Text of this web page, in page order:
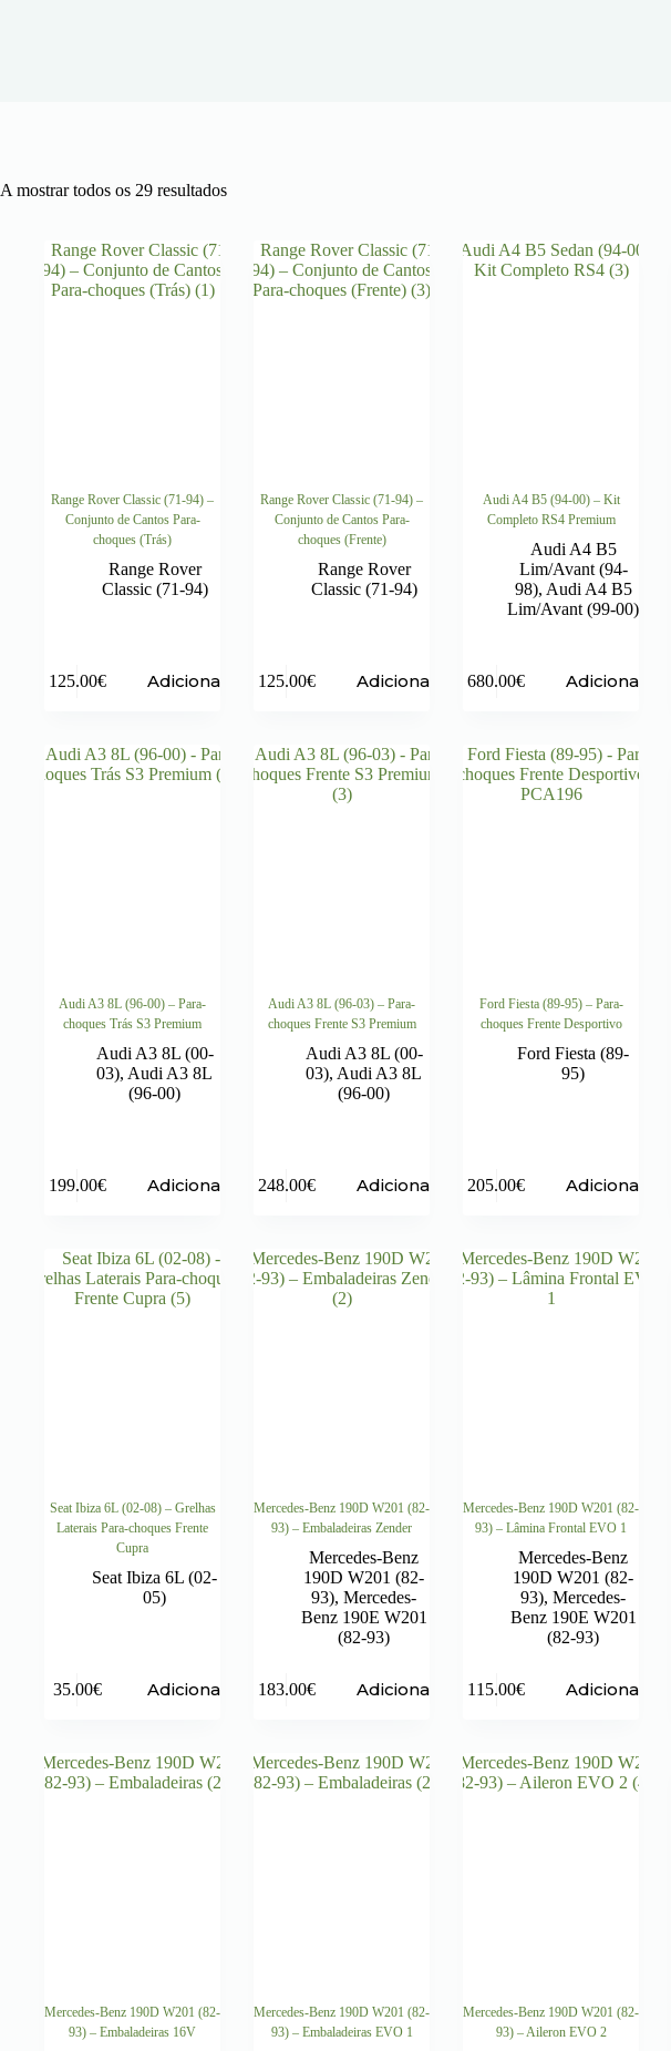
A mostrar todos os 29 resultadosOrdenado
recentes
Range Rover Classic (71-94) –
Conjunto de Cantos Para-
choques (Trás)
Range Rover
Classic (71-94)
125.00€ Adicionar
Range Rover Classic (71-94) –
Conjunto de Cantos Para-
choques (Frente)
Range Rover
Classic (71-94)
125.00€ Adicionar
Audi A4 B5 (94-00) – Kit
Completo RS4 Premium
Audi A4 B5
Lim/Avant (94-
98), Audi A4 B5
Lim/Avant (99-00)
680.00€ Adicionar
Audi A3 8L (96-00) – Para-
choques Trás S3 Premium
Audi A3 8L (00-
03), Audi A3 8L
(96-00)
199.00€ Adicionar
Audi A3 8L (96-03) – Para-
choques Frente S3 Premium
Audi A3 8L (00-
03), Audi A3 8L
(96-00)
248.00€ Adicionar
Ford Fiesta (89-95) – Para-
choques Frente Desportivo
Ford Fiesta (89-
95)
205.00€ Adicionar
Seat Ibiza 6L (02-08) – Grelhas
Laterais Para-choques Frente
Cupra
Seat Ibiza 6L (02-
05)
35.00€ Adicionar
Mercedes-Benz 190D W201 (82-
93) – Embaladeiras Zender
Mercedes-Benz
190D W201 (82-
93),Mercedes-
Benz 190E W201
(82-93)
183.00€ Adicionar
Mercedes-Benz 190D W201 (82-
93) – Lâmina Frontal EVO 1
Mercedes-Benz
190D W201 (82-
93),Mercedes-
Benz 190E W201
(82-93)
115.00€ Adicionar
Mercedes-Benz 190D W201 (82-
93) – Embaladeiras 16V
Mercedes-Benz 190D W201 (82-
93) – Embaladeiras EVO 1
Mercedes-Benz 190D W201 (82-
93) – Aileron EVO 2